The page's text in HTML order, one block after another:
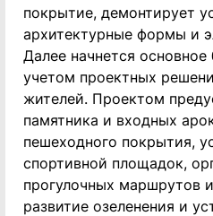
покрытие, демонтирует
архитектурные формы и
Далее начнется основное
учетом проектных
жителей. Проектом
памятника и входных
пешеходного покрытия,
спортивной площадок,
прогулочных маршрутов
развитие озеленения и